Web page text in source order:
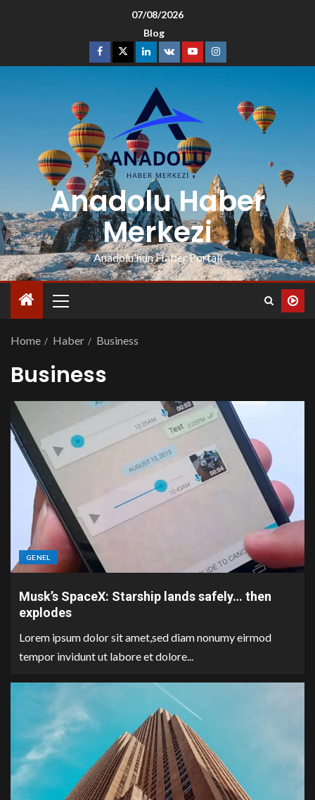
07/08/2026
Blog
Anadolu Haber
Merkezi
Anadolu'nun Haber Portalı
Home Haber Business
Business
GENEL
Musk’s SpaceX: Starship lands safely… then
explodes
Lorem ipsum dolor sit amet,sed diam nonumy eirmod
tempor invidunt ut labore et dolore...